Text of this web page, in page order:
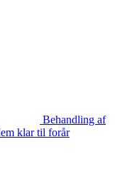
Behandling af
klar til forår